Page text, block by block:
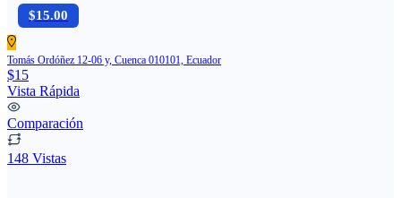
$15.00
Tomás Ordóñez 12-06 y, Cuenca 010101, Ecuador
$15
Vista Rápida
Comparación
148 Vistas